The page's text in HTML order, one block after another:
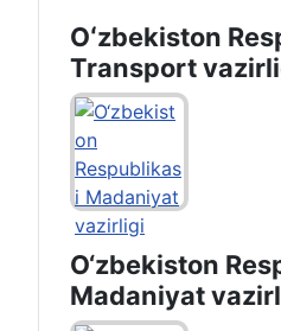
Oʻzbekiston
Transport
O‘zbekiston
Madaniyat